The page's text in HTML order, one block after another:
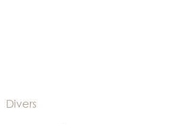
Divers